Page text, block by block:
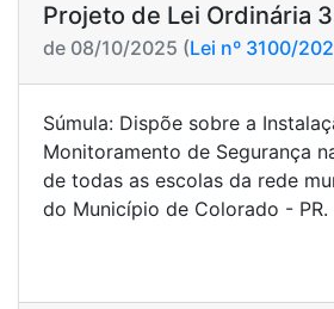
Projeto de Lei Ordinária
de 08/10/2025 (Lei nº 3100/
Súmula: Dispõe sobre a
Monitoramento de Segurança
de todas as escolas da rede
do Município de Colorado - PR.